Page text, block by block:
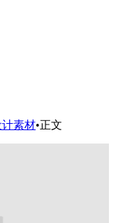
计素材•正文